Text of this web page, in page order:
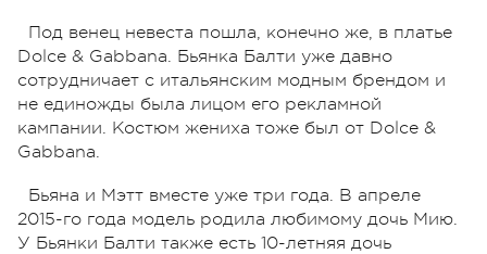
Под венец невеста пошла, конечно же, в платье
Dolce & Gabbana. Бьянка Балти уже давно
сотрудничает с итальянским модным брендом и
не единожды была лицом его рекламной
кампании. Костюм жениха тоже был от Dolce &
Gabbana.
Бьяна и Мэтт вместе уже три года. В апреле
2015-го года модель родила любимому дочь Мию.
У Бьянки Балти также есть 10-летняя дочь